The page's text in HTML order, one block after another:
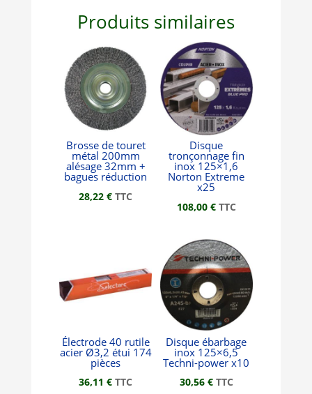
Produits similaires
Brosse de touret
métal 200mm
alésage 32mm +
bagues réduction
28,22€ TTC
Disque
tronçonnage fin
inox 125×1,6
Norton Extreme
x25
108,00 € TTC
Électrode 40 rutile
acier Ø3,2 étui 174
pièces
36,11€ TTC
Disque ébarbage
inox 125×6,5
Techni-power x10
30,56 € TTC